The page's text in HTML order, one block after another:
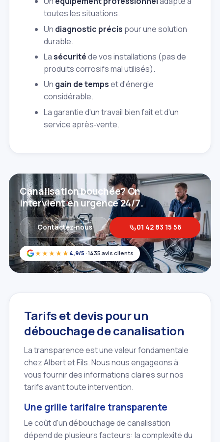
toutes les situations.
Un diagnostic précis pour une solution
durable.
Lasécuritéde vos installations (pas de
produits corrosifs mal utilisés).
Un gain de tempset d'énergie
considérable.
La garantie d'un travail bien fait et d'un
service après‑vente.
★★★★★ 4,9/5 · 1435 avis clients
Canalisation bouchée? On
intervient en urgence 24/7.
Contactez‑nous 01 42 83 15 56
Tarifs et devis pour un
débouchage de canalisation
La transparence est une valeur fondamentale
chez Albert et Fils. Nous nous engageons à
vous fournir des informations claires sur nos
tarifs avant toute intervention.
Une grille tarifaire transparente
Le coût d'un débouchage de canalisation
dépend de plusieurs facteurs: la complexité du